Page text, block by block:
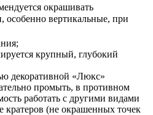
окрашивать
особенно вертикальные, при
крупный, глубокий
декоративной «Люкс»
промыть, в противном
работать с другими видами
(не окрашенных точек